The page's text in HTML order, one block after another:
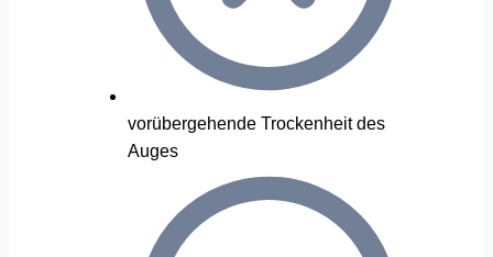
vorübergehende Trockenheit des
Auges